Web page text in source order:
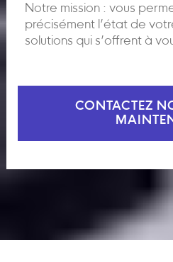
Notre mission : vous
précisément l’état de
solutions qui s’offrent à
CONTACTEZ